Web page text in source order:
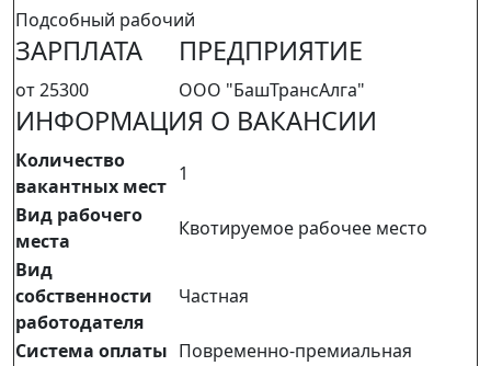
Подсобный рабочий
ЗАРПЛАТА ПРЕДПРИЯТИЕ
от 25300 ООО "БашТрансАлга"
ИНФОРМАЦИЯ О ВАКАНСИИ
Количество
вакантных мест
1
Вид рабочего
места
Квотируемое рабочее место
Вид
собственности
работодателя
Частная
Система оплаты Повременно-премиальная